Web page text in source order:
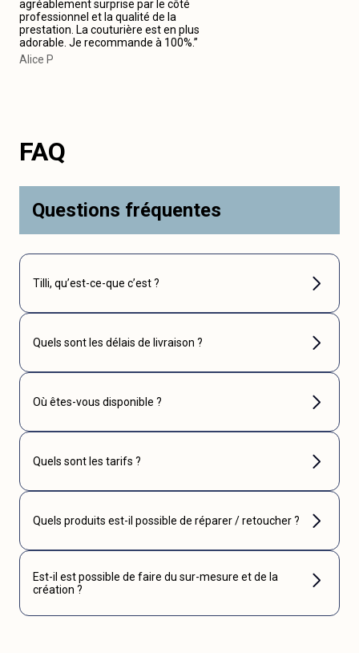
agréablement surprise par le côté
professionnel et la qualité de la
prestation. La couturière est en plus
adorable. Je recommande à 100%.”
Alice P
FAQ
Questions fréquentes
Tilli, qu’est-ce-que c’est ?
Quels sont les délais de livraison ?
Où êtes-vous disponible ?
Quels sont les tarifs ?
Quels produits est-il possible de réparer / retoucher ?
Est-il est possible de faire du sur-mesure et de la
création ?